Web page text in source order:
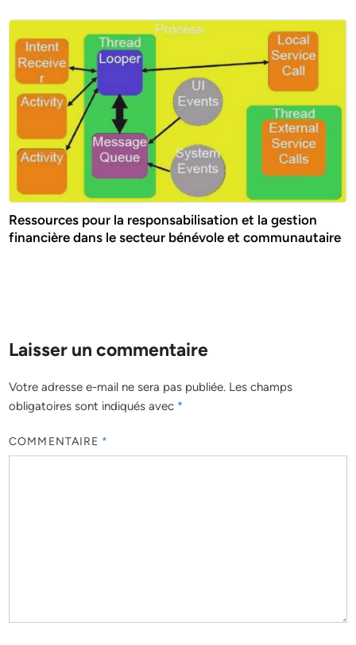
Ressources pour la responsabilisation et la gestion
financière dans le secteur bénévole et communautaire
Laisser un commentaire
Votre adresse e-mail ne sera pas publiée. Les champs
obligatoires sont indiqués avec *
COMMENTAIRE *